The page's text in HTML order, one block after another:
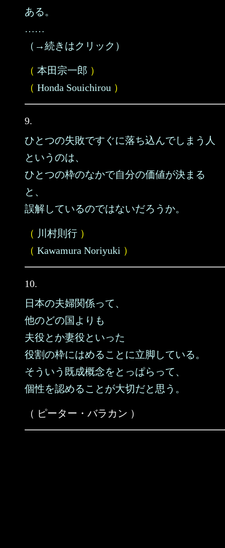
ある。
……
（→続きはクリック）
（ 本田宗一郎 ）
（ Honda Souichirou ）
9.
ひとつの失敗ですぐに落ち込んでしまう人
というのは、
ひとつの枠のなかで自分の価値が決まる
と、
誤解しているのではないだろうか。
（ 川村則行 ）
（ Kawamura Noriyuki ）
10.
日本の夫婦関係って、
他のどの国よりも
夫役とか妻役といった
役割の枠にはめることに立脚している。
そういう既成概念をとっぱらって、
個性を認めることが大切だと思う。
（ ピーター・バラカン ）